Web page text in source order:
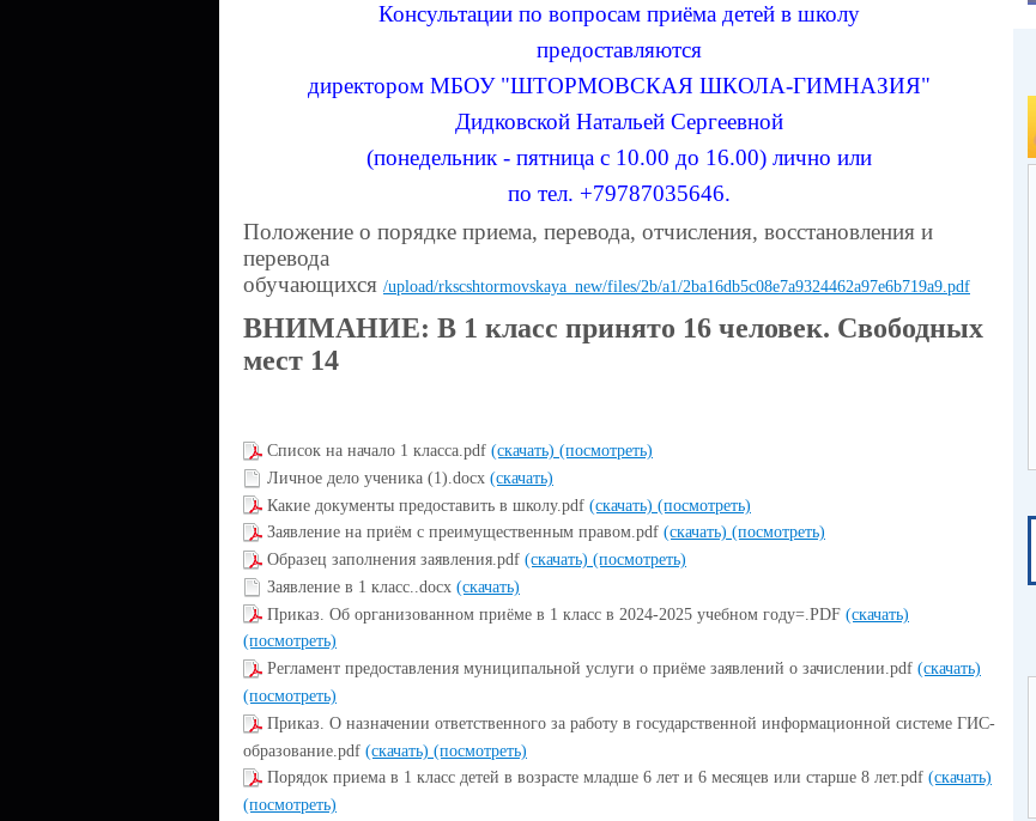
Консультации по вопросам приёма детей в школу
предоставляются
директором МБОУ "ШТОРМОВСКАЯ ШКОЛА-ГИМНАЗИЯ"
Дидковской Натальей Сергеевной
(понедельник - пятница с 10.00 до 16.00) лично или
по тел. +79787035646.
Положение о порядке приема, перевода, отчисления, восстановления и
перевода
обучающихся /upload/rkscshtormovskaya_new/files/2b/a1/2ba16db5c08e7a9324462a97e6b719a9.pdf
ВНИМАНИЕ: В 1 класс принято 16 человек. Свободных
мест 14
Список на начало 1 класса.pdf (скачать) (посмотреть)
Личное дело ученика (1).docx (скачать)
Какие документы предоставить в школу.pdf (скачать) (посмотреть)
Заявление на приём с преимущественным правом.pdf (скачать) (посмотреть)
Образец заполнения заявления.pdf (скачать) (посмотреть)
Заявление в 1 класс..docx (скачать)
Приказ. Об организованном приёме в 1 класс в 2024-2025 учебном году=.PDF (скачать)
(посмотреть)
Регламент предоставления муниципальной услуги о приёме заявлений о зачислении.pdf (скачать)
(посмотреть)
Приказ. О назначении ответственного за работу в государственной информационной системе ГИС-
образование.pdf (скачать) (посмотреть)
Порядок приема в 1 класс детей в возрасте младше 6 лет и 6 месяцев или старше 8 лет.pdf (скачать)
(посмотреть)